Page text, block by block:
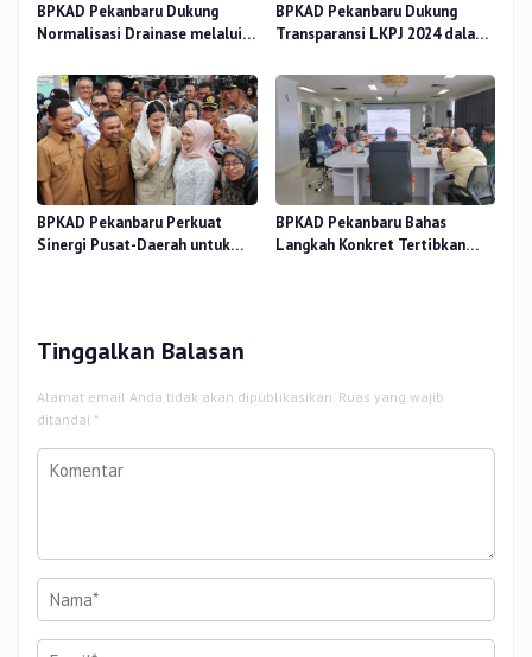
BPKAD Pekanbaru Dukung
Normalisasi Drainase melalui
BPKAD Pekanbaru Dukung
Transparansi LKPJ 2024 dalam
BPKAD Pekanbaru Perkuat
Sinergi Pusat-Daerah untuk
BPKAD Pekanbaru Bahas
Langkah Konkret Tertibkan
Tinggalkan Balasan
Alamat email Anda tidak akan dipublikasikan. Ruas yang wajib
ditandai *